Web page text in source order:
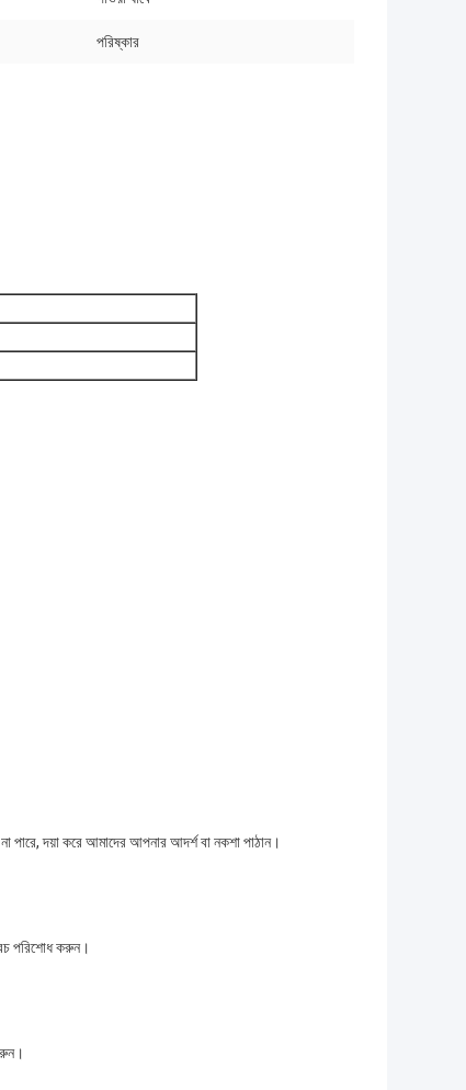
পরিষ্কার
পারে, দয়া করে আমাদের আপনার আদর্শ বা নকশা পাঠান।
পরিশোধ করুন।